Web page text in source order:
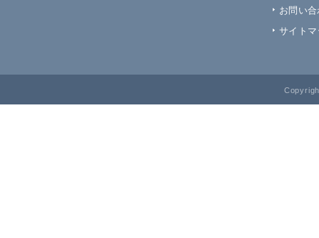
お問い
サイトマ